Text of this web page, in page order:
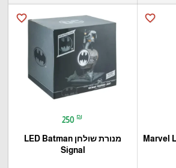
favorite_border
favorite_border
250 ₪
מנורת שולחן LED Batman
Signal